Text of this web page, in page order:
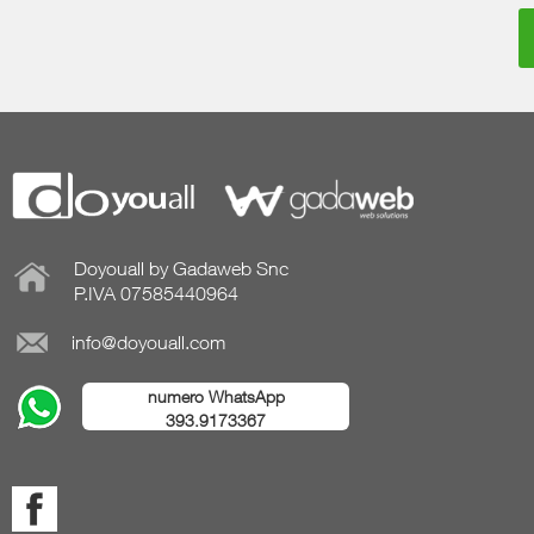
Doyouall by Gadaweb Snc
P.IVA 07585440964
info@doyouall.com
numero WhatsApp
393.9173367